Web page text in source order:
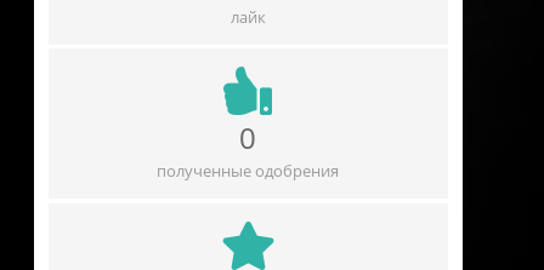
лайк
0
полученные одобрения